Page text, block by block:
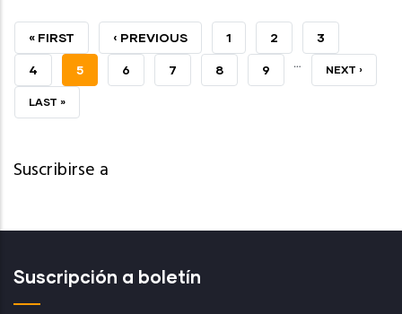
PRIMERA
PÁGINA
« FIRST
PÁGINA
ANTERIOR
‹ PREVIOUS PAGE
1 PAGE
2 PAGE
3
PAGE
4
PÁGINA
5 PAGE
6 PAGE
7 PAGE
8 PAGE
9 … SIGUIENTE
NEXT ›
ÚLTIMA
LAST »
Suscribirse a
Suscripción a boletín